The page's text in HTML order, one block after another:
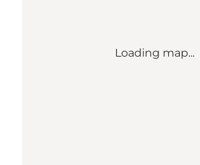
Loading map...